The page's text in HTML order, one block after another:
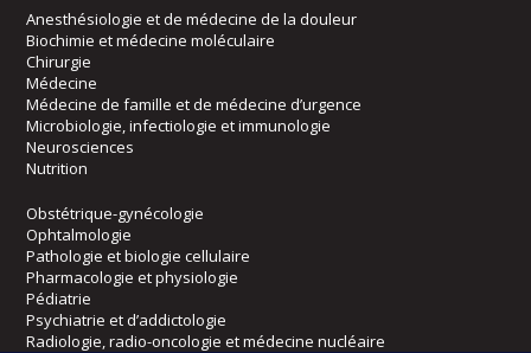
Anesthésiologie et de médecine de la douleur
Biochimie et médecine moléculaire
Chirurgie
Médecine
Médecine de famille et de médecine d’urgence
Microbiologie, infectiologie et immunologie
Neurosciences
Nutrition
Obstétrique-gynécologie
Ophtalmologie
Pathologie et biologie cellulaire
Pharmacologie et physiologie
Pédiatrie
Psychiatrie et d’addictologie
Radiologie, radio-oncologie et médecine nucléaire